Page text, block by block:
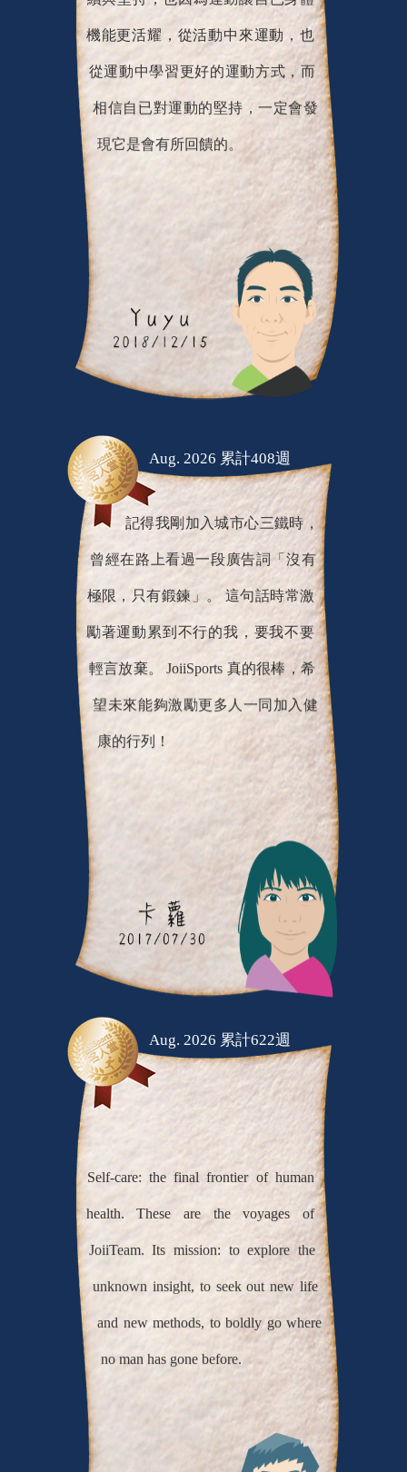
續與堅持，也因為運動讓自已身體
機能更活耀，從活動中來運動，也
從運動中學習更好的運動方式，而
相信自已對運動的堅持，一定會發
現它是會有所回饋的。
Aug. 2026 累計408週
記得我剛加入城市心三鐵時，
曾經在路上看過一段廣告詞「沒有
極限，只有鍛鍊」。 這句話時常激
勵著運動累到不行的我，要我不要
輕言放棄。 JoiiSports 真的很棒，希
望未來能夠激勵更多人一同加入健
Aug. 2026 累計622週
Self-care: the final frontier of human
health. These are the voyages of
JoiiTeam. Its mission: to explore the
unknown insight, to seek out new life
and new methods, to boldly go where
no man has gone before.